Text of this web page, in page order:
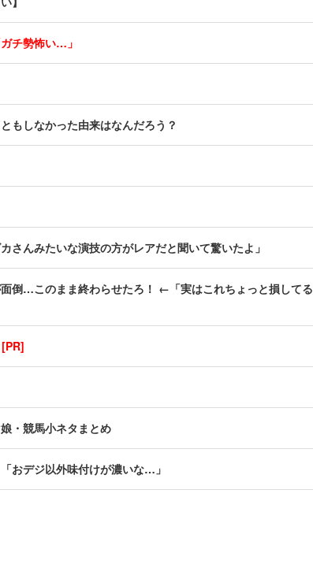
チ勢怖い…」
もしなかった由来はなんだろう？
さんみたいな演技の方がレアだと聞いて驚いたよ」
倒…このまま終わらせたろ！ ←「実はこれちょっと損してる
・競馬小ネタまとめ
おデジ以外味付けが濃いな…」